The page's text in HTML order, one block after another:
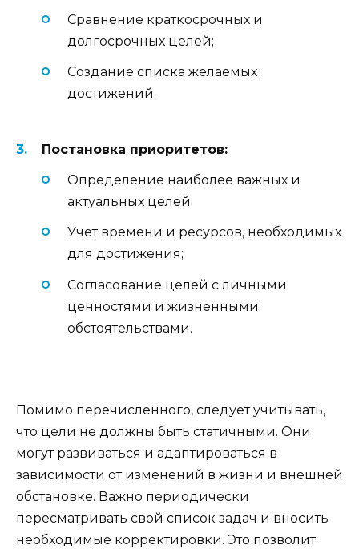
Сравнение краткосрочных и
долгосрочных целей;
Создание списка желаемых
достижений.
Постановка приоритетов:
Определение наиболее важных и
актуальных целей;
Учет времени и ресурсов, необходимых
для достижения;
Согласование целей с личными
ценностями и жизненными
обстоятельствами.
Помимо перечисленного, следует учитывать,
что цели не должны быть статичными. Они
могут развиваться и адаптироваться в
зависимости от изменений в жизни и внешней
обстановке. Важно периодически
пересматривать свой список задач и вносить
необходимые корректировки. Это позволит